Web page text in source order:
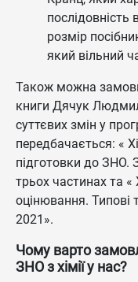
розмір
який вільний
Також можна
книги Дячук
суттєвих змін у
передбачається: «
підготовки до ЗНО.
трьох частинах та
оцінювання. Типові
2021».
Чому варто
ЗНО з хімії у нас?